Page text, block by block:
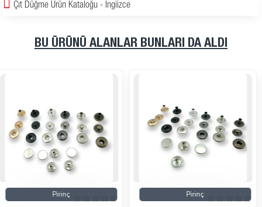
Çıt Düğme Ürün Kataloğu - İngiizce
BU ÜRÜNÜ ALANLAR BUNLARI DA ALDI
Pirinç
12,5 Mm Plastik Çıtçıt Para